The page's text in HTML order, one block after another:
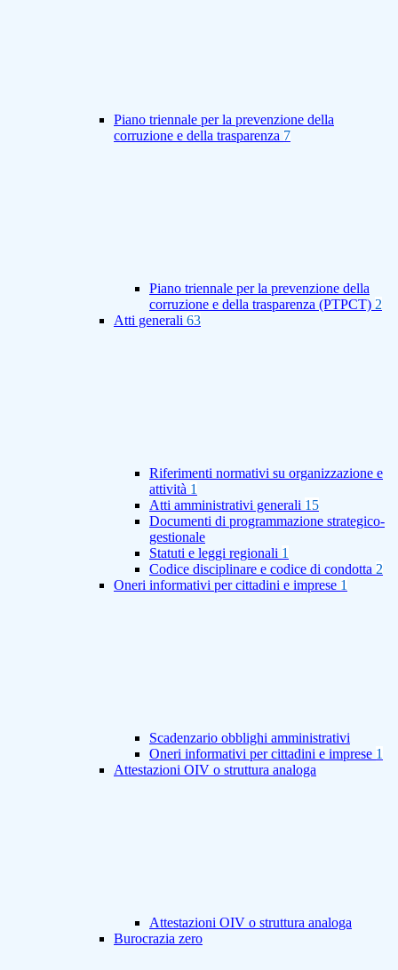
Piano triennale per la prevenzione della
corruzione e della trasparenza 7
Piano triennale per la prevenzione della
corruzione e della trasparenza (PTPCT) 2
Atti generali 63
Riferimenti normativi su organizzazione e
attività 1
Atti amministrativi generali 15
Documenti di programmazione strategico-
gestionale
Statuti e leggi regionali 1
Codice disciplinare e codice di condotta 2
Oneri informativi per cittadini e imprese 1
Scadenzario obblighi amministrativi
Oneri informativi per cittadini e imprese 1
Attestazioni OIV o struttura analoga
Attestazioni OIV o struttura analoga
Burocrazia zero